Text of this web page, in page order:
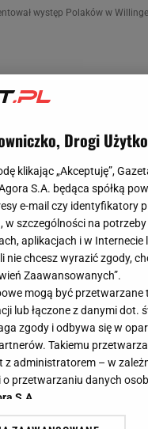
występ Polaków w
Drogi
klikając „Akceptuję”,
S.A. będąca spółką
e-mail czy identyfikatory
w szczególności na
aplikacjach i w
nie chcesz wyrazić zgody,
Zaawansowanych”.
mogą być
lub łączone z danymi dot.
zgody i odbywa się w
Takiemu
z administratorem – w
o przetwarzaniu danych
S.A.